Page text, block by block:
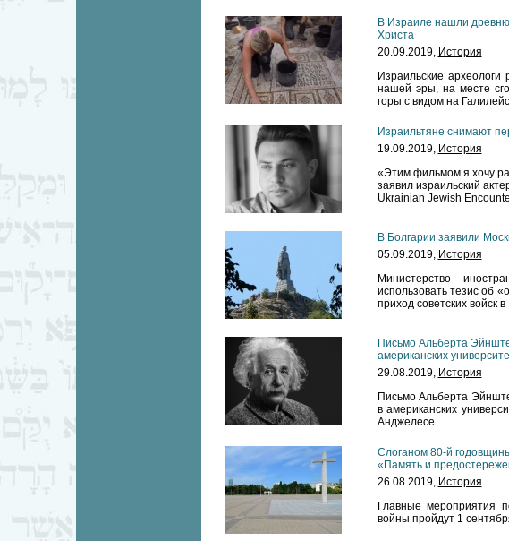
В Израиле нашли
Христа
20.09.2019, История
Израильские
нашей эры, на месте
горы с видом на
Израильтяне снимают
19.09.2019, История
«Этим фильмом я хочу
заявил израильский
Ukrainian Jewish
В Болгарии заявили
05.09.2019, История
Министерство
использовать тезис об
приход советских войск
Письмо Альберта
американских
29.08.2019, История
Письмо Альберта
в американских
Анджелесе.
Слоганом 80-й
«Память и
26.08.2019, История
Главные мероприятия
войны пройдут 1